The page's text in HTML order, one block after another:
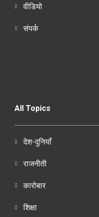
वीडियो
संपर्क
All Topics
देश-दुनियाँ
राजनीती
कारोबार
शिक्षा